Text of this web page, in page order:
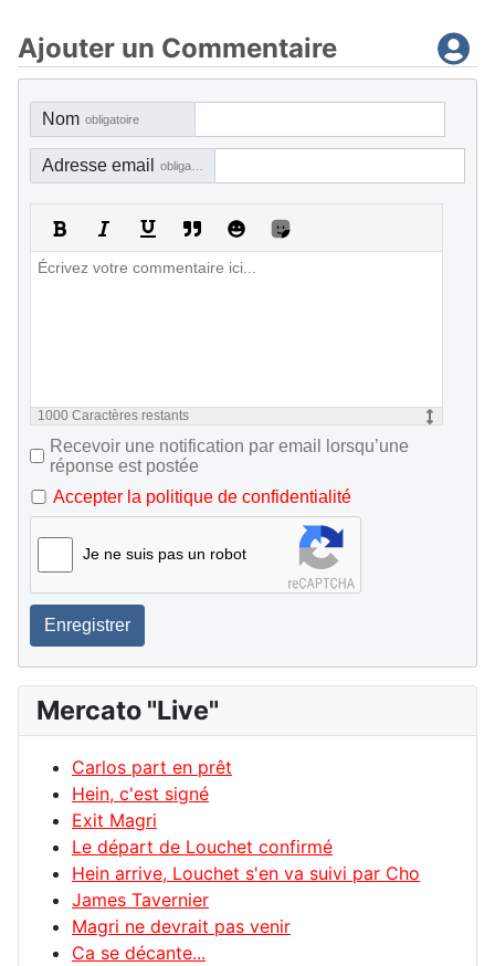
Ajouter un Commentaire
Nom obligatoire
Adresse email
1000 Caractères restants
Recevoir une notification par email lorsqu’une
réponse est postée
Accepter la politique de confidentialité
Je ne suis pas un robot
Enregistrer
Mercato "Live"
Carlos part en prêt
Hein, c'est signé
Exit Magri
Le départ de Louchet confirmé
Hein arrive, Louchet s'en va suivi par Cho
James Tavernier
Magri ne devrait pas venir
Ca se décante...